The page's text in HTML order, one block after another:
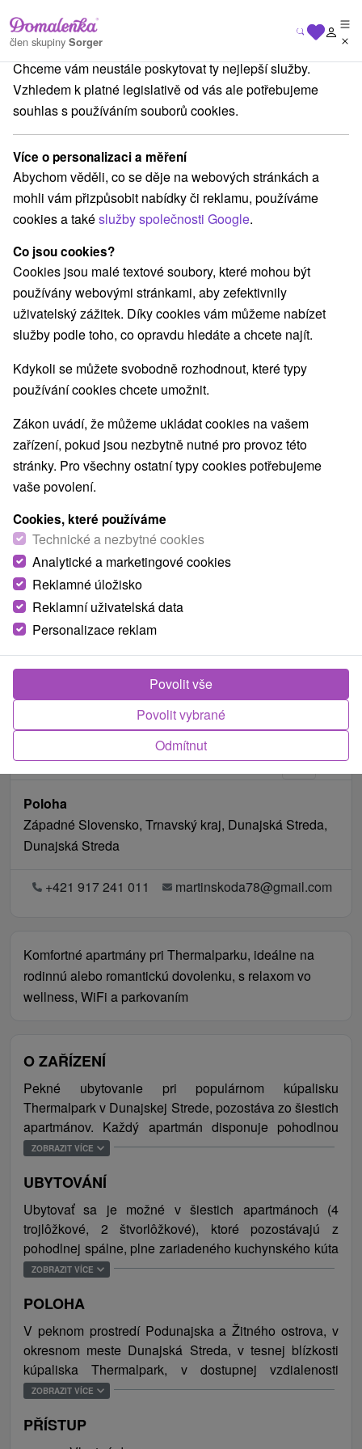
člen skupiny Sorger
kraj Dunajská Streda Ubytovanie Gabika Dunajská Streda
Ubytovanie Gabika Dunajská
Streda
Dunajská Streda
REZERVACE A VÝBĚR POBYTU
Kontaktujte přímo ubytovatele.
Navigovat do místa
O ZAŘÍZENÍ VYBAVENÍ
Poloha
Západné Slovensko, Trnavský kraj, Dunajská Streda,
Dunajská Streda
+421 917 241 011 martinskoda78@gmail.com
Komfortné apartmány pri Thermalparku, ideálne na
rodinnú alebo romantickú dovolenku, s relaxom vo
wellness, WiFi a parkovaním
O ZAŘÍZENÍ
Pekné ubytovanie pri populárnom kúpalisku
Thermalpark v Dunajskej Strede, pozostáva zo šiestich
apartmánov. Každý apartmán disponuje pohodlnou
spálňou, štandardne vybaveným kuchynským kútom a
voľné chvíle v altánku s posedením alebo si vypiť rannú
kávičku na terase. K dispozícií je tiež gril, ktorý poslúži
na prípravu chutných letných špecialít. V areáli
ubytovania sa nachádza kozmetický a masérsky salón,
kde je možné perfektne zrelaxovať pri masáži s
lákavou zľavou. Samozrejmosťou je bezplatné WiFi
pripojenie na internet a parkovanie zabezpečené
priamo pri objekte (7 parkovacích miest). Ubytovanie je
ideálne pre strávenie rodinných alebo romantických
dovoleniek, pre seniorov, skupinky a pre každého kto si
chce dopriať relax v termálnych bazénoch blízkeho
kúpaliska, či oddýchnuť pri kvalitných wellness
službách.
ZOBRAZIT VÍCE
UBYTOVÁNÍ
Ubytovať sa je možné v šiestich apartmánoch (4
trojlôžkové, 2 štvorlôžkové), ktoré pozostávajú z
pohodlnej spálne, plne zariadeného kuchynského kúta
a kúpeľne s toaletou (umývadlo, sprchovací kút).
kapacita je 20 osôb/lôžok.
ZOBRAZIT VÍCE
POLOHA
V peknom prostredí Podunajska a Žitného ostrova, v
okresnom meste Dunajská Streda, v tesnej blízkosti
kúpaliska Thermalpark, v dostupnej vzdialenosti
viacerých historických pamiatok a zaujímavostí.
ZOBRAZIT VÍCE
PŘÍSTUP
Na vašem soukromí nám záleží
Chceme vám neustále poskytovat ty nejlepší služby.
Vzhledem k platné legislativě od vás ale potřebujeme
souhlas s používáním souborů cookies.
Více o personalizaci a měření
Abychom věděli, co se děje na webových stránkách a
mohli vám přizpůsobit nabídky či reklamu, používáme
cookies a takéslužby společnosti Google.
Co jsou cookies?
Cookies jsou malé textové soubory, které mohou být
používány webovými stránkami, aby zefektivnily
uživatelský zážitek. Díky cookies vám můžeme nabízet
služby podle toho, co opravdu hledáte a chcete najít.
Kdykoli se můžete svobodně rozhodnout, které typy
používání cookies chcete umožnit.
Zákon uvádí, že můžeme ukládat cookies na vašem
zařízení, pokud jsou nezbytně nutné pro provoz této
stránky. Pro všechny ostatní typy cookies potřebujeme
vaše povolení.
Cookies, které používáme
Technické a nezbytné cookies
Analytické a marketingové cookies
Reklamné úložisko
Reklamní uživatelská data
Personalizace reklam
Odmítnut
Povolit vybrané
Povolit vše